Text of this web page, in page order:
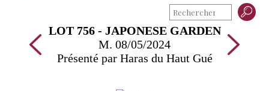
LOT 756 - JAPONESE GARDEN
M. 08/05/2024
Présenté par Haras du Haut Gué